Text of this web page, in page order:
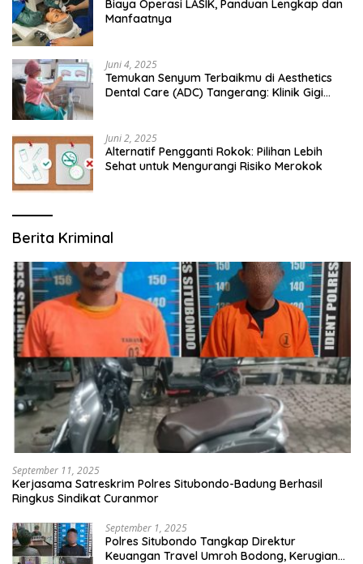
Biaya Operasi LASIK, Panduan Lengkap dan
Manfaatnya
Juni 4, 2025
Temukan Senyum Terbaikmu di Aesthetics
Dental Care (ADC) Tangerang: Klinik Gigi
Juni 2, 2025
Alternatif Pengganti Rokok: Pilihan Lebih
Sehat untuk Mengurangi Risiko Merokok
Berita Kriminal
September 11, 2025
Kerjasama Satreskrim Polres Situbondo-Badung Berhasil
Ringkus Sindikat Curanmor
September 1, 2025
Polres Situbondo Tangkap Direktur
Keuangan Travel Umroh Bodong, Kerugian